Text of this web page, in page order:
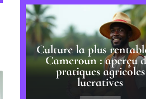
Culture la plus
Cameroun : aperçu
pratiques agricoles
lucratives